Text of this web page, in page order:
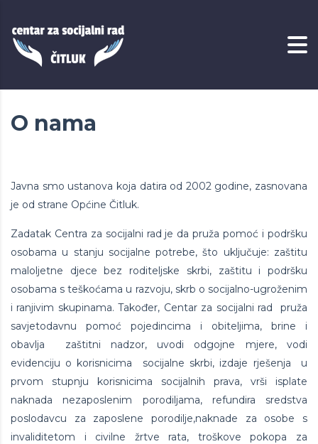
O nama
Javna smo ustanova koja datira od 2002 godine, zasnovana
je od strane Općine Čitluk.
Zadatak Centra za socijalni rad je da pruža pomoć i podršku
osobama u stanju socijalne potrebe, što uključuje: zaštitu
maloljetne djece bez roditeljske skrbi, zaštitu i podršku
osobama s teškoćama u razvoju, skrb o socijalno-ugroženim
i ranjivim skupinama. Također, Centar za socijalni rad pruža
savjetodavnu pomoć pojedincima i obiteljima, brine i
obavlja zaštitni nadzor, uvodi odgojne mjere, vodi
evidenciju o korisnicima socijalne skrbi, izdaje rješenja u
prvom stupnju korisnicima socijalnih prava, vrši isplate
naknada nezaposlenim porodiljama, refundira sredstva
poslodavcu za zaposlene porodilje,naknade za osobe s
invaliditetom i civilne žrtve rata, troškove pokopa za